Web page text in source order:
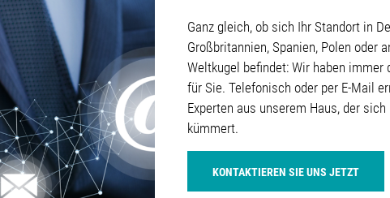
Ganz gleich, ob sich Ihr Standort in
Großbritannien, Spanien, Polen oder
Weltkugel befindet: Wir haben immer
für Sie. Telefonisch oder per E-Mail
Experten aus unserem Haus, der
kümmert.
KONTAKTIEREN SIE UNS JETZT